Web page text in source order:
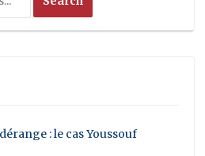
: le cas Youssouf